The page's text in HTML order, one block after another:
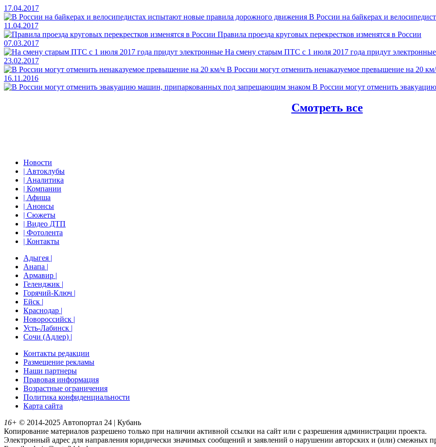
17.04.2017
В России на байкерах и
11.04.2017
Правила проезда круговых перекрестков изменятся в России
07.03.2017
На смену старым ПТС с 1 июля 2017 года придут электронные
23.02.2017
В России могут отменить ненаказуемое превышение на 20
16.11.2016
В России могут отменить
Смотреть все
Новости
| Автоклубы
| Аналитика
| Компании
| Афиша
| Анонсы
| Сюжеты
| Видео ДТП
| Фотолента
| Контакты
Адыгея |
Анапа |
Армавир |
Геленджик |
Горячий-Ключ |
Ейск |
Краснодар |
Новороссийск |
Усть-Лабинск |
Сочи (Адлер) |
Контакты редакции
Размещение рекламы
Наши партнеры
Правовая информация
Возрастные ограничения
Политика конфиденциальности
Карта сайта
16+ © 2014-2025 Автопортал 24 | Кубань
Копирование материалов разрешено только при наличии активной ссылки на сайт или с разрешения администрации проекта.
Электронный адрес для направления юридически значимых сообщений и заявлений о нарушении авторских и (или) смежных